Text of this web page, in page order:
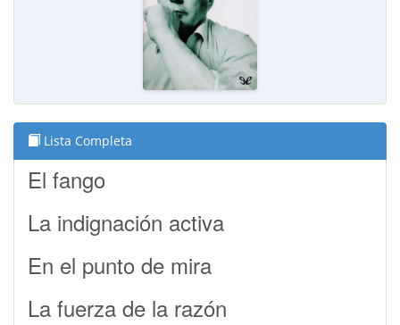
Lista Completa
El fango
La indignación activa
En el punto de mira
La fuerza de la razón